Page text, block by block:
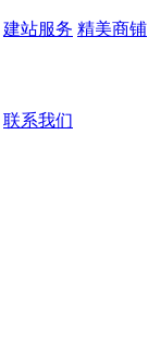
建站服务 精美商铺
联系我们